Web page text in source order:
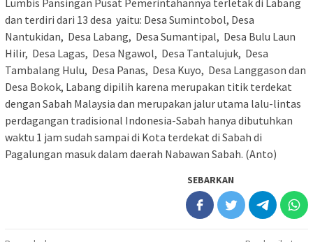
dan terdiri dari 13 desa yaitu: Desa Sumintobol, Desa
Nantukidan, Desa Labang, Desa Sumantipal, Desa Bulu Laun
Hilir, Desa Lagas, Desa Ngawol, Desa Tantalujuk, Desa
Tambalang Hulu, Desa Panas, Desa Kuyo, Desa Langgason dan
Desa Bokok, Labang dipilih karena merupakan titik terdekat
dengan Sabah Malaysia dan merupakan jalur utama lalu-lintas
perdagangan tradisional Indonesia-Sabah hanya dibutuhkan
waktu 1 jam sudah sampai di Kota terdekat di Sabah di
Pagalungan masuk dalam daerah Nabawan Sabah. (Anto)
SEBARKAN